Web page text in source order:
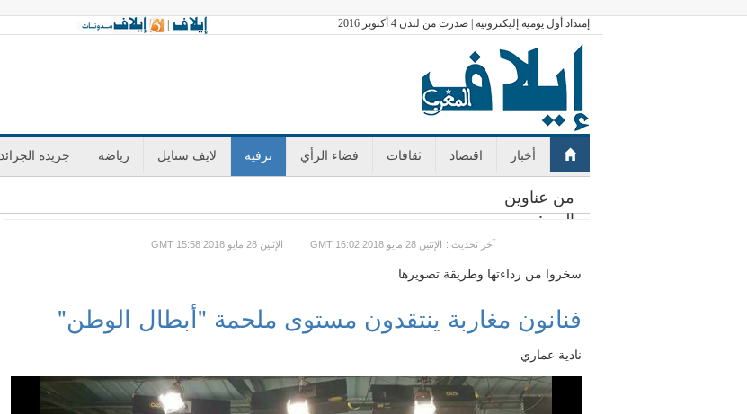
إمتداد أول يومية إليكترونية | صدرت من لندن 4 أكتوبر 2016 |
أخبار اقتصاد ثقافات فضاء الرأي ترفيه لايف ستايل رياضة جريدة الجرائد
من عناوين
اليوم:
GMT الإثنين 28 مايو 2018 15:58 GMT الإثنين 28 مايو 2018 16:02 : آخر تحديث
سخروا من رداءتها وطريقة تصويرها
فنانون مغاربة ينتقدون مستوى ملحمة "أبطال الوطن"
نادية عماري